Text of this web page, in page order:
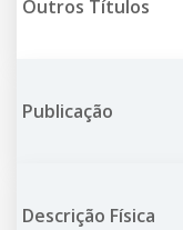
Outros Títulos
Publicação
Descrição Física